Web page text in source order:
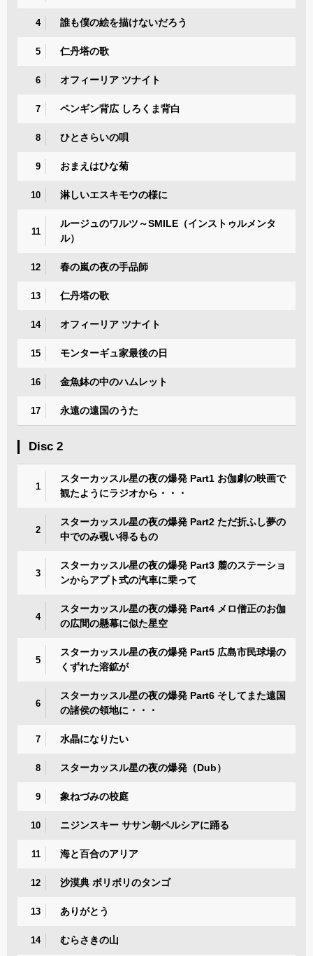
4 誰も僕の絵を描けないだろう
5 仁丹塔の歌
6 オフィーリア ツナイト
7 ペンギン背広 しろくま背白
8 ひとさらいの唄
9 おまえはひな菊
10 淋しいエスキモウの様に
11
ルージュのワルツ～SMILE（インストゥルメンタ
ル）
12 春の嵐の夜の手品師
13 仁丹塔の歌
14 オフィーリア ツナイト
15 モンターギュ家最後の日
16 金魚鉢の中のハムレット
17 永遠の遠国のうた
Disc 2
1
スターカッスル星の夜の爆発 Part1 お伽劇の映画で
観たようにラジオから・・・
2
スターカッスル星の夜の爆発 Part2 ただ折ふし夢の
中でのみ覗い得るもの
3
スターカッスル星の夜の爆発 Part3 麓のステーショ
ンからアプト式の汽車に乗って
4
スターカッスル星の夜の爆発 Part4 メロ僧正のお伽
の広間の懸幕に似た星空
5
スターカッスル星の夜の爆発 Part5 広島市民球場の
くずれた溶鉱が
6
スターカッスル星の夜の爆発 Part6 そしてまた遠国
の諸侯の領地に・・・
7 水晶になりたい
8 スターカッスル星の夜の爆発（Dub）
9 象ねづみの校庭
10 ニジンスキー ササン朝ペルシアに踊る
11 海と百合のアリア
12 沙漠典 ボリボリのタンゴ
13 ありがとう
14 むらさきの山